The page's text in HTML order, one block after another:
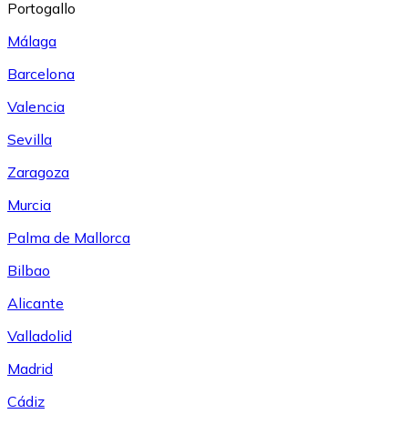
Portogallo
Málaga
Barcelona
Valencia
Sevilla
Zaragoza
Murcia
Palma de Mallorca
Bilbao
Alicante
Valladolid
Madrid
Cádiz